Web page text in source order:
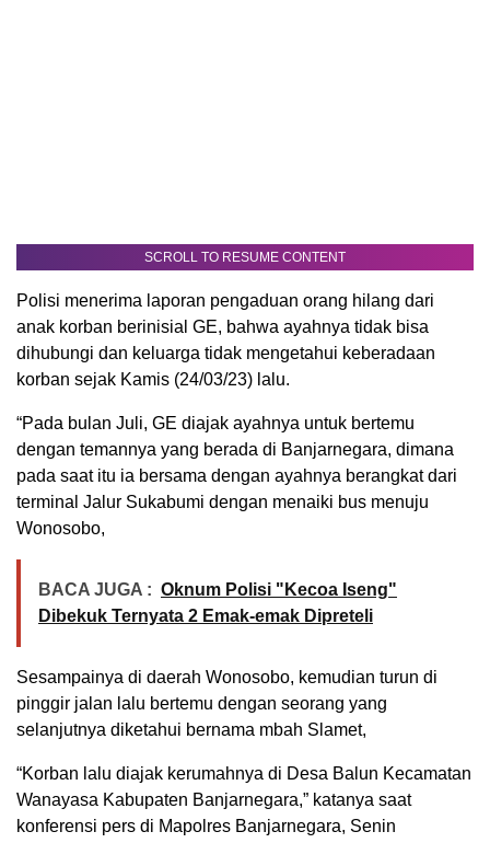
SCROLL TO RESUME CONTENT
Polisi menerima laporan pengaduan orang hilang dari
anak korban berinisial GE, bahwa ayahnya tidak bisa
dihubungi dan keluarga tidak mengetahui keberadaan
korban sejak Kamis (24/03/23) lalu.
“Pada bulan Juli, GE diajak ayahnya untuk bertemu
dengan temannya yang berada di Banjarnegara, dimana
pada saat itu ia bersama dengan ayahnya berangkat dari
terminal Jalur Sukabumi dengan menaiki bus menuju
Wonosobo,
BACA JUGA : Oknum Polisi "Kecoa Iseng"
Dibekuk Ternyata 2 Emak-emak Dipreteli
Sesampainya di daerah Wonosobo, kemudian turun di
pinggir jalan lalu bertemu dengan seorang yang
selanjutnya diketahui bernama mbah Slamet,
“Korban lalu diajak kerumahnya di Desa Balun Kecamatan
Wanayasa Kabupaten Banjarnegara,” katanya saat
konferensi pers di Mapolres Banjarnegara, Senin